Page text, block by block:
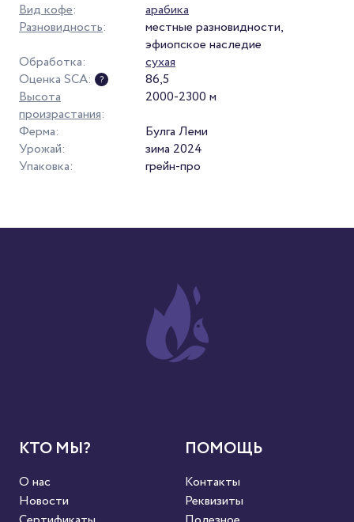
Вид кофе:
арабика
Разновидность:
местные разновидности,
эфиопское наследие
Обработка:
сухая
Оценка SCA:
86,5
Высота
произрастания:
2000-2300 м
Ферма:
Булга Леми
Урожай:
зима 2024
Упаковка:
грейн-про
КТО МЫ?
О нас
Новости
ПОМОЩЬ
Контакты
Реквизиты